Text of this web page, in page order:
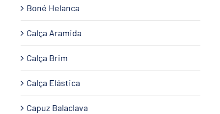
Boné Helanca
Calça Aramida
Calça Brim
Calça Elástica
Capuz Balaclava